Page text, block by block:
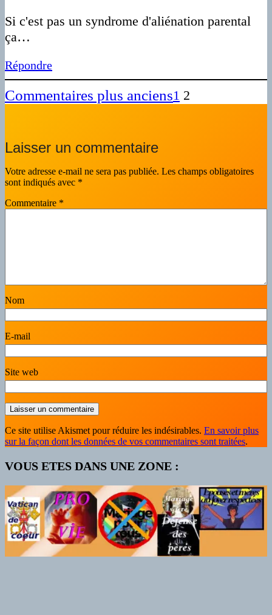
Si c'est pas un syndrome d'aliénation parental
ça…
Répondre
Commentaires plus anciens1 2
Laisser un commentaire
Votre adresse e-mail ne sera pas publiée. Les champs obligatoires
sont indiqués avec *
Commentaire *
Nom
E-mail
Site web
Ce site utilise Akismet pour réduire les indésirables. En savoir plus
sur la façon dont les données de vos commentaires sont traitées.
VOUS ETES DANS UNE ZONE :